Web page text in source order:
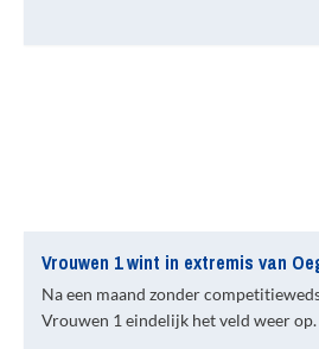
Vrouwen 1 wint in extremis van
Na een maand zonder
Vrouwen 1 eindelijk het veld weer